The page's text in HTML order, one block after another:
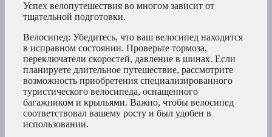
Успех велопутешествия во многом зависит от
тщательной подготовки.
Велосипед: Убедитесь, что ваш велосипед находится
в исправном состоянии. Проверьте тормоза,
переключатели скоростей, давление в шинах. Если
планируете длительное путешествие, рассмотрите
возможность приобретения специализированного
туристического велосипеда, оснащенного
багажником и крыльями. Важно, чтобы велосипед
соответствовал вашему росту и был удобен в
использовании.